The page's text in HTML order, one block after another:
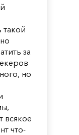
такой
за
но
всякое
что-